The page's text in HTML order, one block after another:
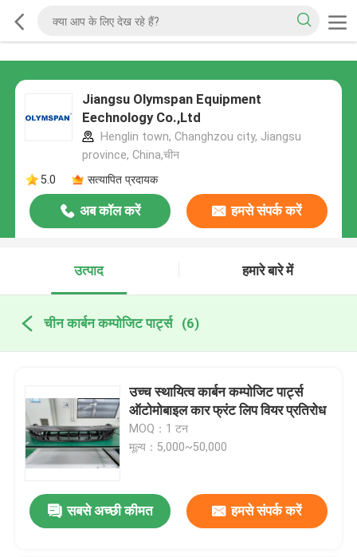
Jiangsu Olymspan Equipment
Eechnology Co.,Ltd
Henglin town, Changhzou city, Jiangsu
province, China,चीन
5.0
सत्यापित प्रदायक
अब कॉल करें हमसे संपर्क करें
उत्पाद हमारे बारे में
चीन कार्बन कम्पोजिट पार्ट्स (6)
उच्च स्थायित्व कार्बन कम्पोजिट पार्ट्स
ऑटोमोबाइल कार फ्रंट लिप वियर प्रतिरोध
MOQ：1 टन
मूल्य：5,000~50,000
सबसे अच्छी कीमत हमसे संपर्क करें